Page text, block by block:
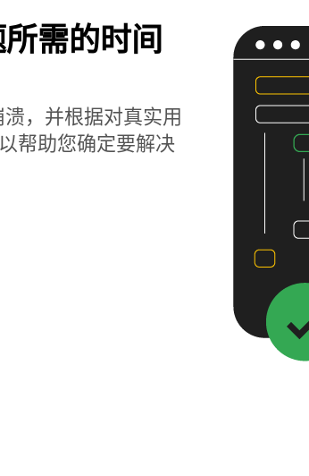
需的时间
，并根据对真实用
帮助您确定要解决